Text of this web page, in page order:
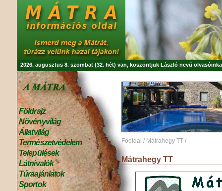
2026. augusztus 8. szombat (32. hét) van, köszöntjük László nevű
Földrajz
Növényvilág
Állatvilág
Természetvédelem
Települések
Látnivalók
Túraajánlatok
Sportok
Főoldal / Mátrahegy TT /
Mátrahegy TT